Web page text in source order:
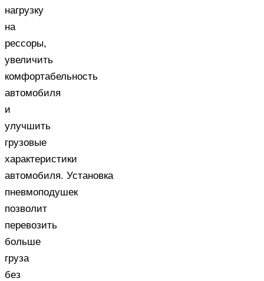
нагрузку
на
рессоры,
увеличить
комфортабельность
автомобиля
и
улучшить
грузовые
характеристики
автомобиля. Установка
пневмоподушек
позволит
перевозить
больше
груза
без